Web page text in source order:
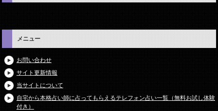
メニュー
お問い合わせ
サイト更新情報
当サイトについて
自宅から本格占い師に占ってもらえるテレフォン占い一覧（無料お試し体験
付き）